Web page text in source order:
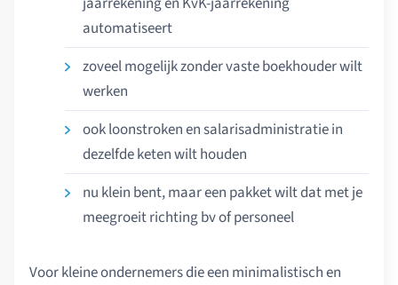
automatiseert
zoveel mogelijk zonder vaste boekhouder wilt
werken
ook loonstroken en salarisadministratie in
dezelfde keten wilt houden
nu klein bent, maar een pakket wilt dat met je
meegroeit richting bv of personeel
Voor kleine ondernemers die een minimalistisch en